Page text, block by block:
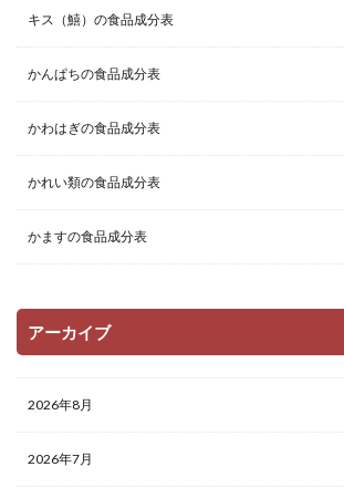
キス（鱚）の食品成分表
かんぱちの食品成分表
かわはぎの食品成分表
かれい類の食品成分表
かますの食品成分表
アーカイブ
2026年8月
2026年7月